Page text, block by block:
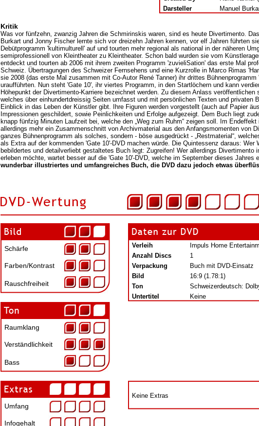
Darsteller
Manuel
Kritik
Was vor fünfzehn, zwanzig Jahren die Schmirinskis waren, sind es heute Divertimento.
Burkart und Jonny Fischer lernte sich vor dreizehn Jahren kennen, vor elf Jahren führten
Debütprogramm 'kultimulturell' auf und tourten mehr regional als national in der näheren
semiprofessionell von Kleintheater zu Kleintheater. Schon bald wurden sie vom
entdeckt und tourten ab 2006 mit ihrem zweiten Programm 'zuvieliSation' das erste Mal
Schweiz. Übertragungen des Schweizer Fernsehens und eine Kurzrolle in Marco Rimas
sie 2008 (das erste Mal zusammen mit Co-Autor René Tanner) ihr drittes Bühnenprogramm
uraufführten. Nun steht 'Gate 10', ihr viertes Programm, in den Startlöchern und kann
Höhepunkt der Divertimento-Karriere bezeichnet werden. Zu diesem Anlass veröffentlichen
welches über einhundertdreissig Seiten umfasst und mit persönlichen Texten und privaten
Einblick in das Leben der Künstler gibt. Ihre Figuren werden vorgestellt (auch auf Papier
Impressionen geschildert, sowie Peinlichkeiten und Erfolge aufgezeigt. Dem Buch liegt
knapp fünfzig Minuten Laufzeit bei, welche den „Weg zum Ruhm“ zeigen soll. Im
allerdings mehr ein Zusammenschnitt von Archivmaterial aus den Anfangsmomenten von
ganzes Bühnenprogramm als solches, sondern - böse ausgedrückt - „Restmaterial“,
als Extra auf der kommenden 'Gate 10'-DVD machen würde. Die Quintessenz daraus: Wer
bebildertes und detailverliebt gestaltetes Buch legt: Zugreifen! Wer allerdings Divertimento
erleben möchte, wartet besser auf die 'Gate 10'-DVD, welche im September dieses Jahres
wunderbar illustriertes und umfangreiches Buch, die DVD dazu jedoch etwas
Schärfe
Farben/Kontrast
Rauschfreiheit
Raumklang
Verständlichkeit
Bass
Verleih
Impuls Home
Anzahl Discs
1
Verpackung
Buch mit DVD-Einsatz
Bild
16:9 (1.78:1)
Ton
Schweizerdeutsch:
Untertitel
Keine
Umfang
Infogehalt
Keine Extras